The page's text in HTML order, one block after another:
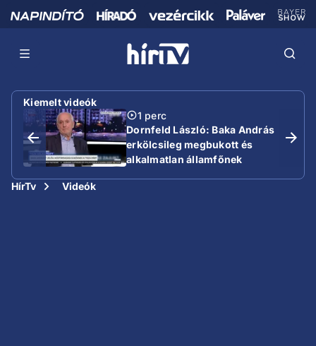
Kiemelt videók
1 perc
Dornfeld László: Baka András
erkölcsileg megbukott és
alkalmatlan államfőnek
HírTv Videók